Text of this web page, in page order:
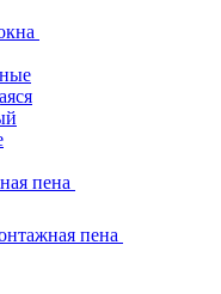
пена
пена